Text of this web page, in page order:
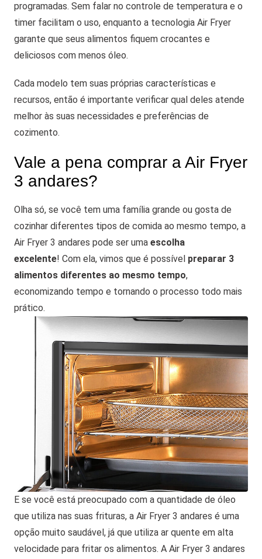
programadas. Sem falar no controle de temperatura e o
timer facilitam o uso, enquanto a tecnologia Air Fryer
garante que seus alimentos fiquem crocantes e
deliciosos com menos óleo.
Cada modelo tem suas próprias características e
recursos, então é importante verificar qual deles atende
melhor às suas necessidades e preferências de
cozimento.
Vale a pena comprar a Air Fryer
3 andares?
Olha só, se você tem uma família grande ou gosta de
cozinhar diferentes tipos de comida ao mesmo tempo, a
Air Fryer 3 andares pode ser uma escolha
excelente! Com ela, vimos que é possível preparar 3
alimentos diferentes ao mesmo tempo,
economizando tempo e tornando o processo todo mais
prático.
E se você está preocupado com a quantidade de óleo
que utiliza nas suas frituras, a Air Fryer 3 andares é uma
opção muito saudável, já que utiliza ar quente em alta
velocidade para fritar os alimentos. A Air Fryer 3 andares